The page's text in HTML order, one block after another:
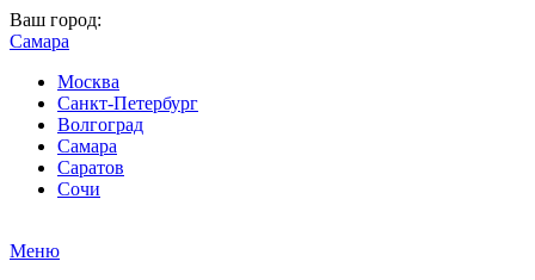
Ваш город:
Самара
Москва
Санкт-Петербург
Волгоград
Самара
Саратов
Сочи
Меню